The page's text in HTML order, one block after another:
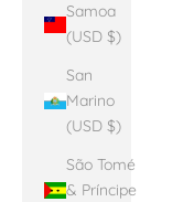
Samoa
(USD $)
San
Marino
(USD $)
São Tomé
& Príncipe